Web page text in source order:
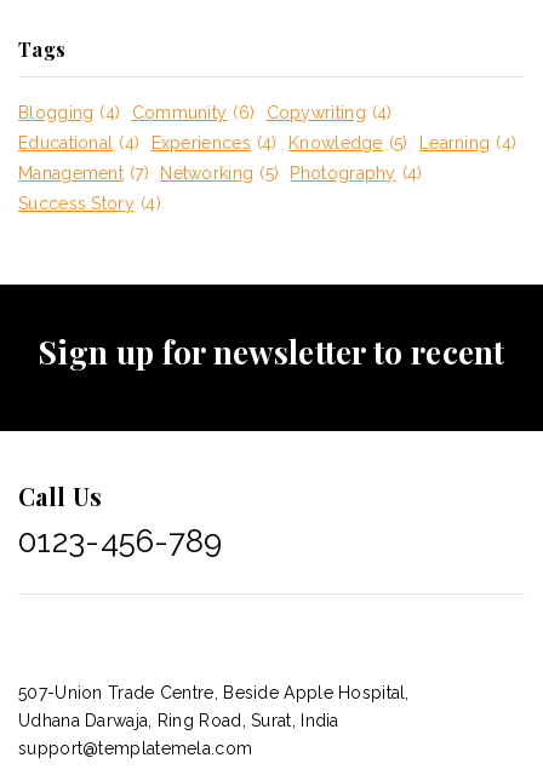
Tags
Blogging (4) Community (6) Copywriting (4)
Educational
(4) Experiences (4) Knowledge (5) Learning (4)
Management (7) Networking (5) Photography (4)
Success Story (4)
Sign up for newsletter to recent
Call Us
0123-456-789
507-Union Trade Centre, Beside Apple Hospital,
Udhana Darwaja, Ring Road, Surat, India
support@templatemela.com